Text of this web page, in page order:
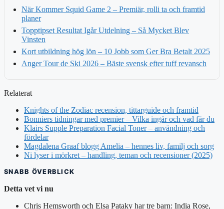
När Kommer Squid Game 2 – Premiär, rolli ta och framtid
planer
Topptipset Resultat Igår Utdelning – Så Mycket Blev
Vinsten
Kort utbildning hög lön – 10 Jobb som Ger Bra Betalt 2025
Anger Tour de Ski 2026 – Bäste svensk efter tuff revansch
Relaterat
Knights of the Zodiac recension, tittarguide och framtid
Bonniers tidningar med premier – Vilka ingår och vad får du
Klairs Supple Preparation Facial Toner – användning och
fördelar
Magdalena Graaf blogg Amelia – hennes liv, familj och sorg
Ni lyser i mörkret – handling, teman och recensioner (2025)
SNABB ÖVERBLICK
Detta vet vi nu
Chris Hemsworth och Elsa Pataky har tre barn: India Rose,